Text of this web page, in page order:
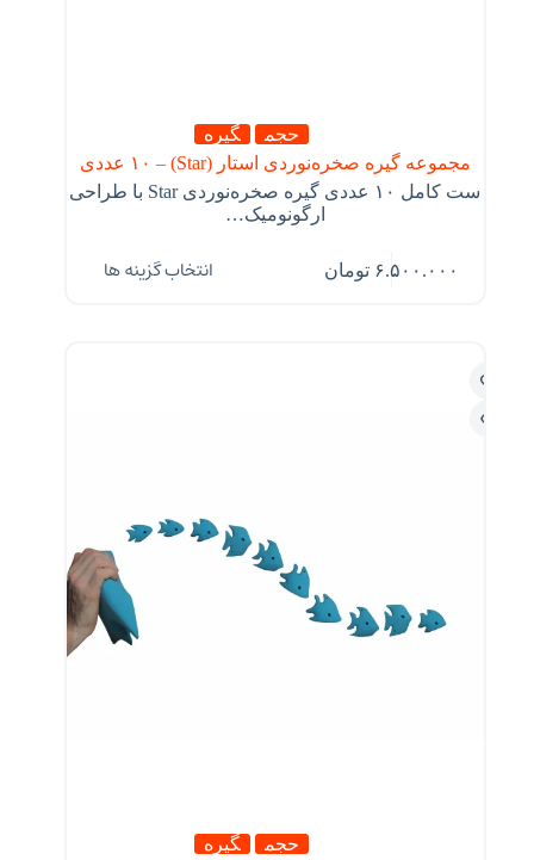
حجم
گیره
مجموعه گیره صخره‌نوردی استار (Star) – ۱۰ عددی
ست کامل ۱۰ عددی گیره صخره‌نوردی Star با طراحی
ارگونومیک…
۶.۵۰۰.۰۰۰ تومان انتخاب گزینه ها
حجم
گیره